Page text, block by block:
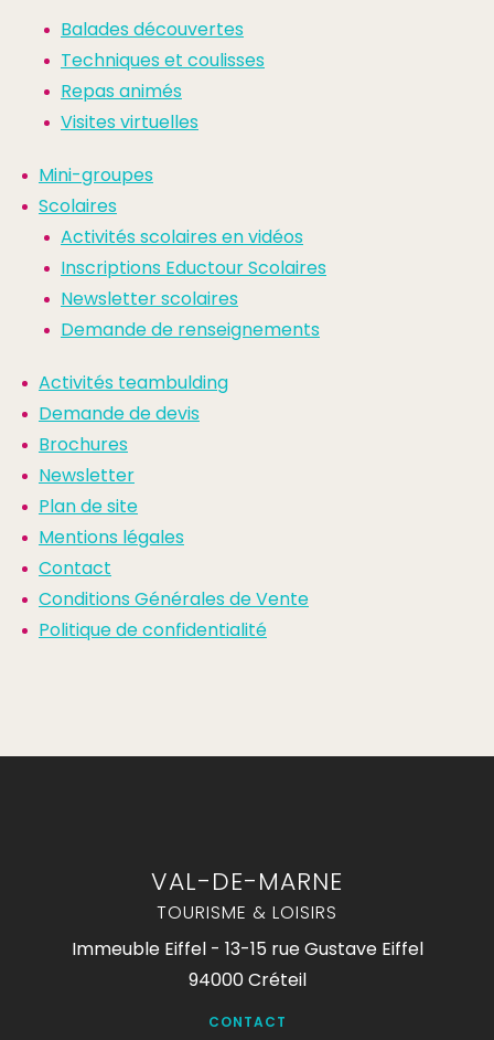
Balades découvertes
Techniques et coulisses
Repas animés
Visites virtuelles
Mini-groupes
Scolaires
Activités scolaires en vidéos
Inscriptions Eductour Scolaires
Newsletter scolaires
Demande de renseignements
Activités teambulding
Demande de devis
Brochures
Newsletter
Plan de site
Mentions légales
Contact
Conditions Générales de Vente
Politique de confidentialité
VAL-DE-MARNE
TOURISME & LOISIRS
Immeuble Eiffel - 13-15 rue Gustave Eiffel
94000 Créteil
CONTACT